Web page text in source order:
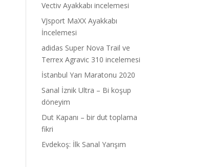
Vectiv Ayakkabı incelemesi
VJsport MaXX Ayakkabı
İncelemesi
adidas Super Nova Trail ve
Terrex Agravic 310 incelemesi
İstanbul Yarı Maratonu 2020
Sanal İznik Ultra – Bi koşup
döneyim
Dut Kapanı – bir dut toplama
fikri
Evdekoş: İlk Sanal Yarışım